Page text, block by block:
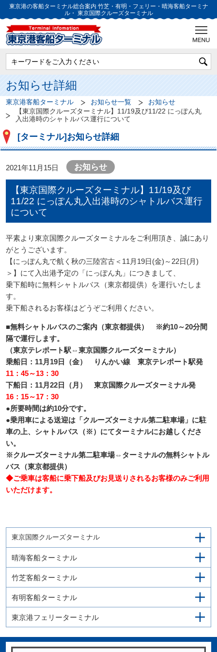
東京港の客船ターミナル総合案内 竹芝・有明・フェリー・晴海客船ターミナ
ル・ 東京国際クルーズターミナル
お知らせ詳細
東京港客船ターミナル お知らせ一覧
お知らせ
【東京国際クルーズターミナル】11/19及び11/22 にっぽん丸
入出港時のシャトルバス運行について
[ターミナル]お知らせ詳細
2021年11月15日 お知らせ
【東京国際クルーズターミナル】11/19及び
11/22 にっぽん丸入出港時のシャトルバス運行
について
平素より東京国際クルーズターミナルをご利用頂き、誠にあり
がとうございます。
【にっぽん丸で航く秋の三陸宮古＜11月19日(金)～22日(月)
＞】にて入出港予定の「にっぽん丸」につきまして、
乗下船時に無料シャトルバス（東京都提供）を運行いたしま
す。
乗下船されるお客様はどうぞご利用ください。
■無料シャトルバスのご案内（東京都提供） ※約10～20分間
隔で運行します。
（東京テレポート駅⇔東京国際クルーズターミナル）
乗船日：11月19日（金） りんかい線 東京テレポート駅発
11：45～13：30
下船日：11月22日（月） 東京国際クルーズターミナル発
16：15～17：30
●所要時間は約10分です。
●乗用車による送迎は「クルーズターミナル第二駐車場」に駐
車の上、シャトルバス（※）にてターミナルにお越しくださ
い。
※クルーズターミナル第二駐車場⇔ターミナルの無料シャトル
バス（東京都提供）
◆ご乗車は客船に乗下船及びお見送りされるお客様のみご利用
いただけます。
東京国際クルーズターミナル
晴海客船ターミナル
竹芝客船ターミナル
有明客船ターミナル
東京港フェリーターミナル